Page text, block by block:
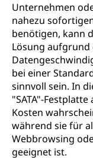
Unternehmen
nahezu
benötigen, kann
Lösung
bei einer
sinnvoll sein. In
"SATA"-
Kosten
während sie für
Webbrowsing
geeignet ist.